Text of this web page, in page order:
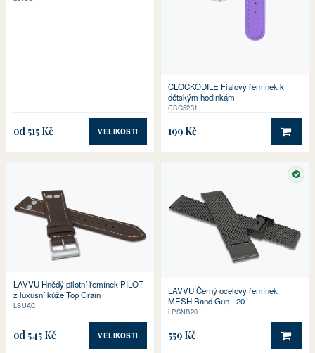
od 515 Kč VELIKOSTI
CLOCKODILE Fialový řemínek k
dětským hodinkám
CSG5231
199 Kč DO
LAVVU Hnědý pilotní řemínek PILOT
z luxusní kůže Top Grain
LSUAC
od 545 Kč VELIKOSTI
LAVVU Černý ocelový řemínek
MESH Band Gun - 20
LPSNB20
559 Kč DO